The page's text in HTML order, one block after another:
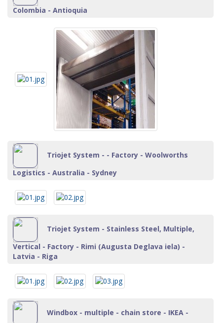
Colombia - Antioquia
Triojet System - - Factory - Woolworths
Logistics - Australia - Sydney
Triojet System - Stainless Steel, Multiple,
Vertical - Factory - Rimi (Augusta Deglava iela) -
Latvia - Riga
Windbox - multiple - chain store - IKEA -